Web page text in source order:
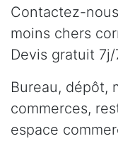
Contactez-
moins chers
Devis gratuit 7j/
Bureau, dépôt,
commerces,
espace